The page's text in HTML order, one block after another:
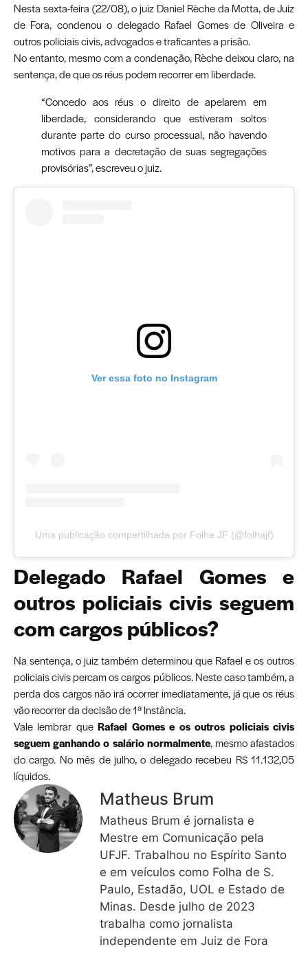
Nesta sexta-feira (22/08), o juiz Daniel Rèche da Motta, de Juiz
de Fora, condenou o delegado Rafael Gomes de Oliveira e
outros policiais civis, advogados e traficantes a prisão.
No entanto, mesmo com a condenação, Rèche deixou claro, na
sentença, de que os réus podem recorrer em liberdade.
“Concedo aos réus o direito de apelarem em
liberdade, considerando que estiveram soltos
durante parte do curso processual, não havendo
motivos para a decretação de suas segregações
provisórias”, escreveu o juiz.
Ver essa foto no Instagram
Uma publicação compartilhada por Folha JF (@folhajf)
Delegado Rafael Gomes e
outros policiais civis seguem
com cargos públicos?
Na sentença, o juiz também determinou que Rafael e os outros
policiais civis percam os cargos públicos. Neste caso também, a
perda dos cargos não irá ocorrer imediatamente, já que os réus
vão recorrer da decisão de 1ª Instância.
Vale lembrar queRafael Gomes e os outros policiais civis
seguem ganhando o salário normalmente, mesmo afastados
do cargo. No mês de julho, o delegado recebeu R$ 11.132,05
líquidos.
Matheus Brum
Matheus Brum é jornalista e
Mestre em Comunicação pela
UFJF. Trabalhou no Espírito Santo
e em veículos como Folha de S.
Paulo, Estadão, UOL e Estado de
Minas. Desde julho de 2023
trabalha como jornalista
independente em Juiz de Fora